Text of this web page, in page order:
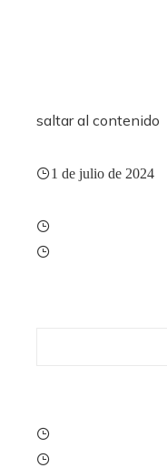
saltar al contenido
1 de julio de 2024